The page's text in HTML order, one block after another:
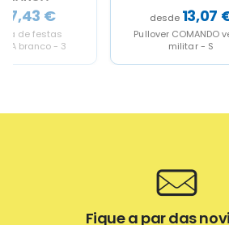
Pullover COMANDO verde
Fique a par das